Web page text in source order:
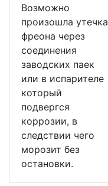
Возможно
произошла утечка
фреона через
соединения
заводских паек
или в испарителе
который
подвергся
коррозии, в
следствии чего
морозит без
остановки.